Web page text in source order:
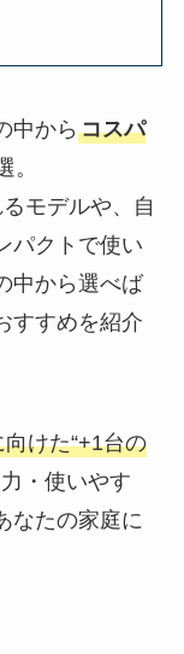
中から コスパ
。
モデルや、自
パクトで使い
中から選べば
すすめを紹介
けた“+1台の
・使いやす
なたの家庭に